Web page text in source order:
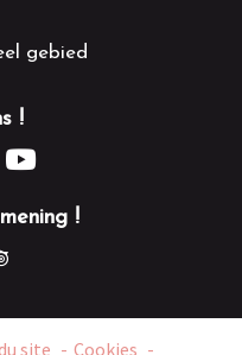
!
!
gebied
site Cookies